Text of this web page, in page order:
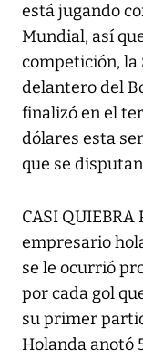
está jugando
Mundial, así
competición, la
delantero del
finalizó en el
dólares esta
que se
CASI QUIEBRA
empresario
se le ocurrió
por cada gol
su primer
Holanda anotó